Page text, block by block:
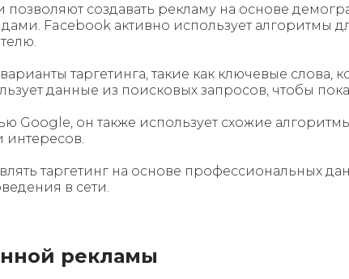
позволяют создавать рекламу на основе
Facebook активно использует алгоритмы
таргетинга, такие как ключевые слова,
данные из поисковых запросов, чтобы
Google, он также использует схожие
интересов.
таргетинг на основе профессиональных
в сети.
рекламы